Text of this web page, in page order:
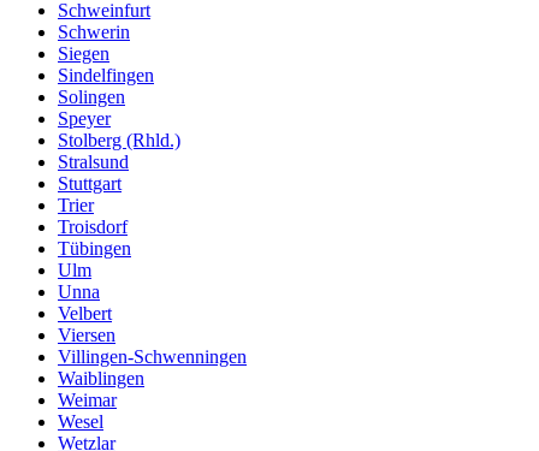
Schweinfurt
Schwerin
Siegen
Sindelfingen
Solingen
Speyer
Stolberg (Rhld.)
Stralsund
Stuttgart
Trier
Troisdorf
Tübingen
Ulm
Unna
Velbert
Viersen
Villingen-Schwenningen
Waiblingen
Weimar
Wesel
Wetzlar